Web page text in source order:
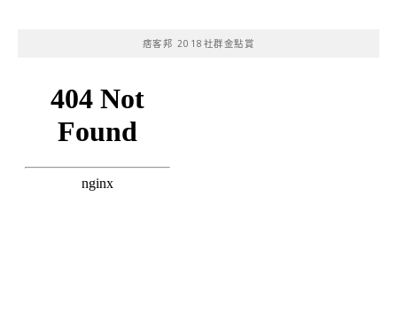
痞客邦 2018社群金點賞